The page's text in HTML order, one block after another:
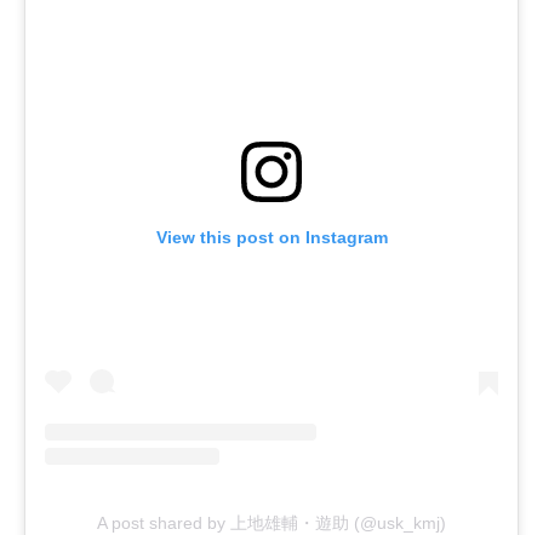
View this post on Instagram
A post shared by 上地雄輔・遊助 (@usk_kmj)